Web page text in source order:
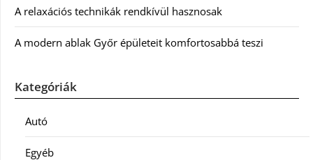
A relaxációs technikák rendkívül hasznosak
A modern ablak Győr épületeit komfortosabbá teszi
Kategóriák
Autó
Egyéb